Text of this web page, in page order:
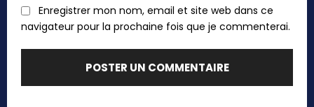
Enregistrer mon nom, email et site web dans ce
navigateur pour la prochaine fois que je commenterai.